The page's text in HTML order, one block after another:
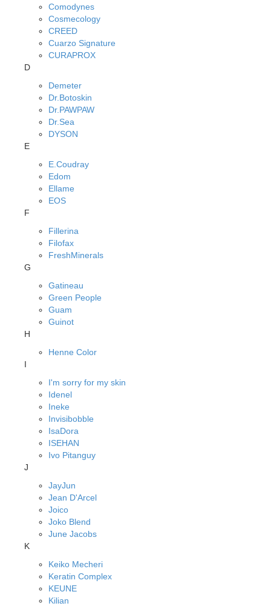
Comodynes
Cosmecology
CREED
Cuarzo Signature
CURAPROX
D
Demeter
Dr.Botoskin
Dr.PAWPAW
Dr.Sea
DYSON
E
E.Coudray
Edom
Ellame
EOS
F
Fillerina
Filofax
FreshMinerals
G
Gatineau
Green People
Guam
Guinot
H
Henne Color
I
I'm sorry for my skin
Idenel
Ineke
Invisibobble
IsaDora
ISEHAN
Ivo Pitanguy
J
JayJun
Jean D'Arcel
Joico
Joko Blend
June Jacobs
K
Keiko Mecheri
Keratin Complex
KEUNE
Kilian